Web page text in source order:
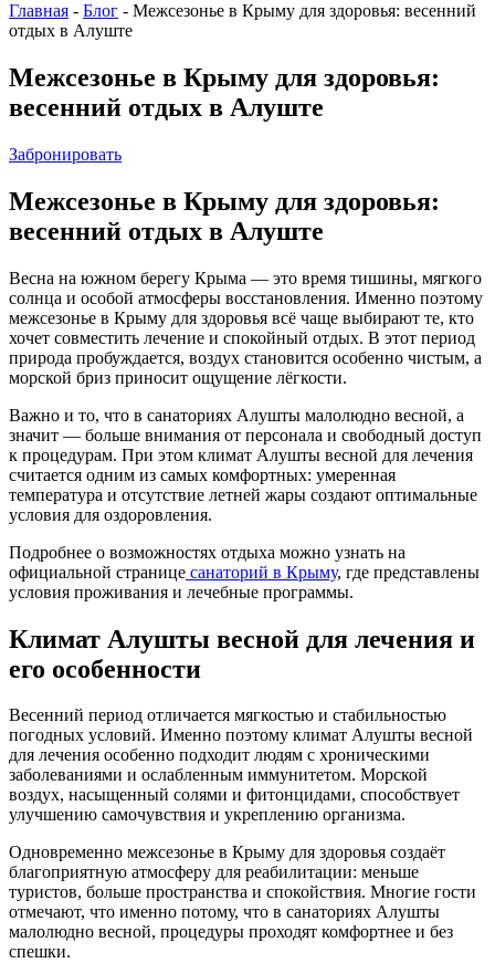
Главная - Блог - Межсезонье в Крыму для здоровья: весенний
отдых в Алуште
Межсезонье в Крыму для здоровья:
весенний отдых в Алуште
Забронировать
Межсезонье в Крыму для здоровья:
весенний отдых в Алуште
Весна на южном берегу Крыма — это время тишины, мягкого
солнца и особой атмосферы восстановления. Именно поэтому
межсезонье в Крыму для здоровья всё чаще выбирают те, кто
хочет совместить лечение и спокойный отдых. В этот период
природа пробуждается, воздух становится особенно чистым, а
морской бриз приносит ощущение лёгкости.
Важно и то, что в санаториях Алушты малолюдно весной, а
значит — больше внимания от персонала и свободный доступ
к процедурам. При этом климат Алушты весной для лечения
считается одним из самых комфортных: умеренная
температура и отсутствие летней жары создают оптимальные
условия для оздоровления.
Подробнее о возможностях отдыха можно узнать на
официальной странице санаторий в Крыму, где представлены
условия проживания и лечебные программы.
Климат Алушты весной для лечения и
его особенности
Весенний период отличается мягкостью и стабильностью
погодных условий. Именно поэтому климат Алушты весной
для лечения особенно подходит людям с хроническими
заболеваниями и ослабленным иммунитетом. Морской
воздух, насыщенный солями и фитонцидами, способствует
улучшению самочувствия и укреплению организма.
Одновременно межсезонье в Крыму для здоровья создаёт
благоприятную атмосферу для реабилитации: меньше
туристов, больше пространства и спокойствия. Многие гости
отмечают, что именно потому, что в санаториях Алушты
малолюдно весной, процедуры проходят комфортнее и без
спешки.